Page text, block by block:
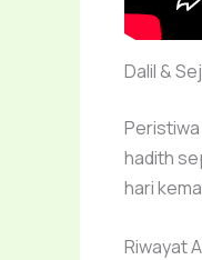
Dalil &
hadith
hari
Riwayat